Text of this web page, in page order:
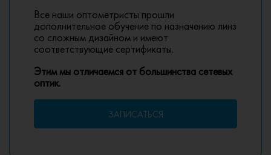
Все наши оптометристы прошли
дополнительное обучение по назначению линз
со сложным дизайном и имеют
соответствующие сертификаты.
Этим мы отличаемся от большинства сетевых
оптик.
ЗАПИСАТЬСЯ